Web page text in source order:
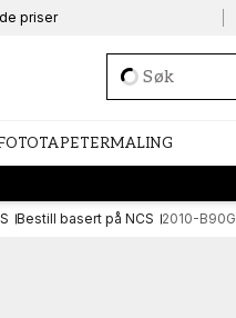
priser
Loading…
MALING
Bestill basert på NCS 2010-B90G